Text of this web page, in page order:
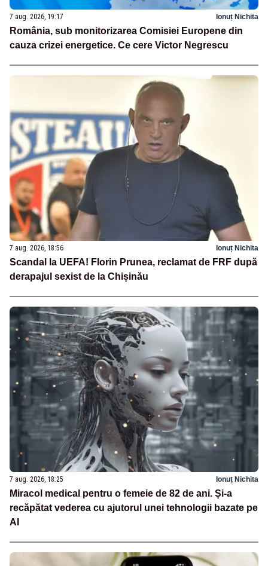
7 aug. 2026, 19:17 Ionuț Nichita
România, sub monitorizarea Comisiei Europene din
cauza crizei energetice. Ce cere Victor Negrescu
7 aug. 2026, 18:56 Ionuț Nichita
Scandal la UEFA! Florin Prunea, reclamat de FRF după
derapajul sexist de la Chișinău
7 aug. 2026, 18:25 Ionuț Nichita
Miracol medical pentru o femeie de 82 de ani. Și-a
recăpătat vederea cu ajutorul unei tehnologii bazate pe
AI